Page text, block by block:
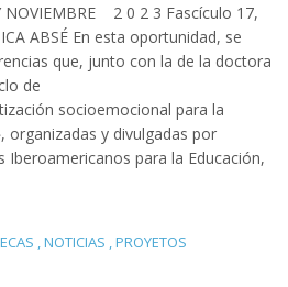
NOVIEMBRE 2 0 2 3 Fascículo 17,
ABSÉ En esta oportunidad, se
que, junto con la de la doctora
de
socioemocional para la
organizadas y divulgadas por
Iberoamericanos para la Educación,
,NOTICIAS ,PROYETOS